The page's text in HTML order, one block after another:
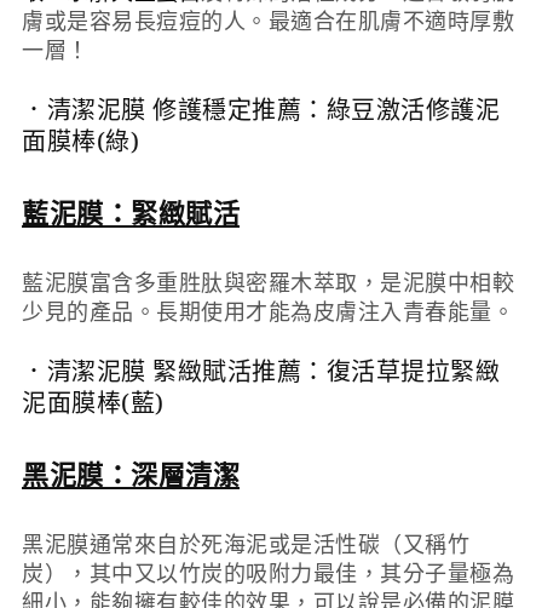
膚或是容易長痘痘的人。最適合在肌膚不適時厚敷
一層！
．清潔泥膜 修護穩定推薦： 綠豆激活修護泥
面膜棒(綠)
藍泥膜：緊緻賦活
藍泥膜富含多重胜肽與密羅木萃取，是泥膜中相較
少見的產品。長期使用才能為皮膚注入青春能量。
．清潔泥膜 緊緻賦活推薦： 復活草提拉緊緻
泥面膜棒(藍)
黑泥膜：深層清潔
黑泥膜通常來自於死海泥或是活性碳（又稱竹
炭），其中又以竹炭的吸附力最佳，其分子量極為
細小，能夠擁有較佳的效果，可以說是必備的泥膜